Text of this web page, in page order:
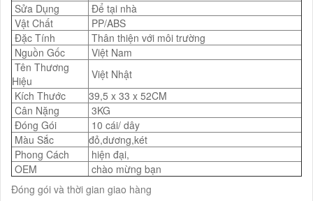
Sửa Dụng
Để tại nhà
Vật Chất
PP/ABS
Đặc Tính
Thân thiện với môi trường
Nguồn Gốc
Việt Nam
Tên Thương
Hiệu
Việt Nhật
Kích Thước
39,5 x 33 x 52CM
Cân Nặng
3KG
Đóng Gói
10 cái/ dây
Màu Sắc
đỏ,dương,két
Phong Cách
hiện đại,
OEM
chào mừng bạn
Đóng gói và thời gian giao hàng